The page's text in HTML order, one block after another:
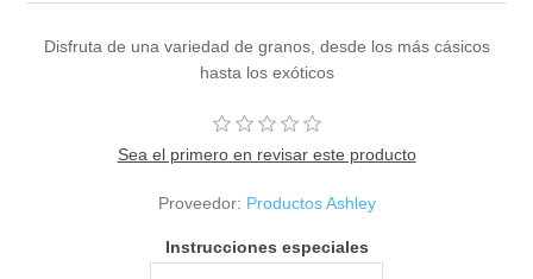
Disfruta de una variedad de granos, desde los más cásicos
hasta los exóticos
Sea el primero en revisar este producto
Proveedor: Productos Ashley
Instrucciones especiales